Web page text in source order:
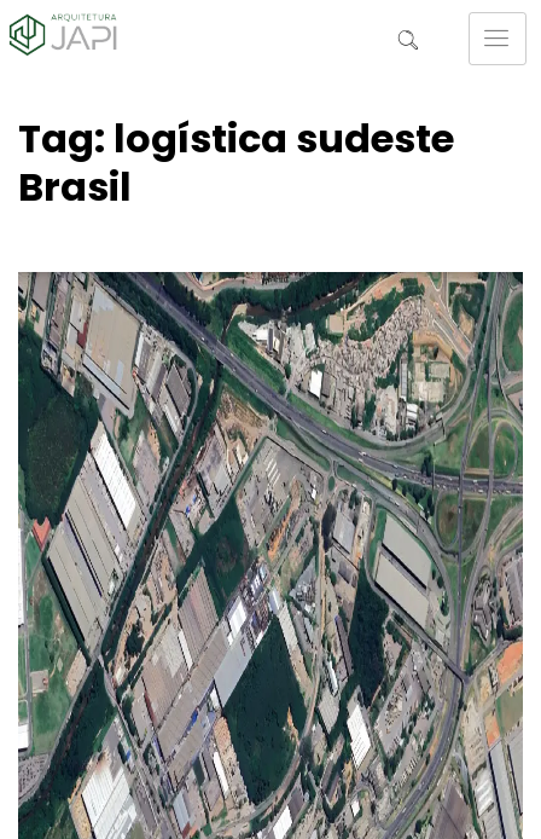
Tag: logística sudeste
Brasil